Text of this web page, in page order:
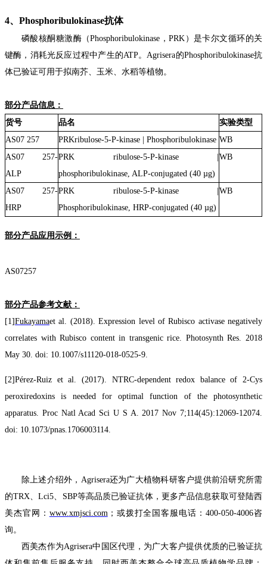
4、 Phosphoribulokinase抗体
磷酸核酮糖激酶（Phosphoribulokinase ，PRK）是卡尔文循环的关
键酶，消耗光反应过程中产生的ATP。Agrisera的Phosphoribulokinase抗
体已验证可用于拟南芥、玉米、水稻等植物。
部分产品信息：
货号
品名
实验类型
AS07 257
PRKribulose-5-P-kinase | Phosphoribulokinase WB
AS07 257-
ALP
PRK ribulose-5-P-kinase |
phosphoribulokinase, ALP-conjugated (40 µg)
WB
AS07 257-
HRP
PRK ribulose-5-P-kinase |
Phosphoribulokinase, HRP-conjugated (40 µg)
WB
部分产品应用示例：
AS07257
部分产品参考文献：
[1]Fukayamaet al. (2018). Expression level of Rubisco activase negatively
correlates with Rubisco content in transgenic rice. Photosynth Res. 2018
May 30. doi: 10.1007/s11120-018-0525-9.
[2]Pérez-Ruiz et al. (2017). NTRC-dependent redox balance of 2-Cys
peroxiredoxins is needed for optimal function of the photosynthetic
apparatus. Proc Natl Acad Sci U S A. 2017 Nov 7;114(45):12069-12074.
doi: 10.1073/pnas.1706003114.
除上述介绍外，Agrisera还为广大植物科研客户提供前沿研究所需
的TRX、Lci5 、SBP等高品质已验证抗体， 更多产品信息获取可登陆西
美杰官网： www. xmjsci.com ；或拨打全国客服电话 ：400-050-4006咨
询。
西美杰作为Agrisera中国区代理，为广大客户提供优质的已验证抗